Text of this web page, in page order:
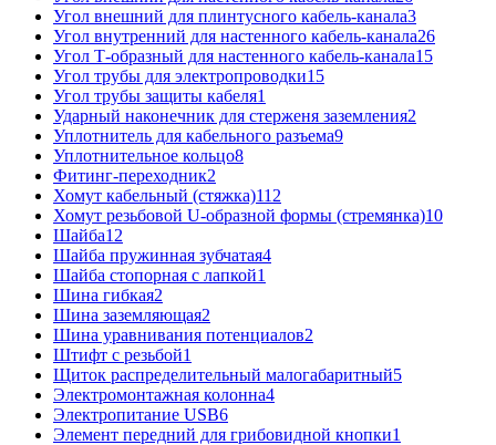
Угол внешний для плинтусного кабель-канала3
Угол внутренний для настенного кабель-канала26
Угол Т-образный для настенного кабель-канала15
Угол трубы для электропроводки15
Угол трубы защиты кабеля1
Ударный наконечник для стерженя заземления2
Уплотнитель для кабельного разъема9
Уплотнительное кольцо8
Фитинг-переходник2
Хомут кабельный (стяжка)112
Хомут резьбовой U-образной формы (стремянка)10
Шайба12
Шайба пружинная зубчатая4
Шайба стопорная с лапкой1
Шина гибкая2
Шина заземляющая2
Шина уравнивания потенциалов2
Штифт с резьбой1
Щиток распределительный малогабаритный5
Электромонтажная колонна4
Электропитание USB6
Элемент передний для грибовидной кнопки1